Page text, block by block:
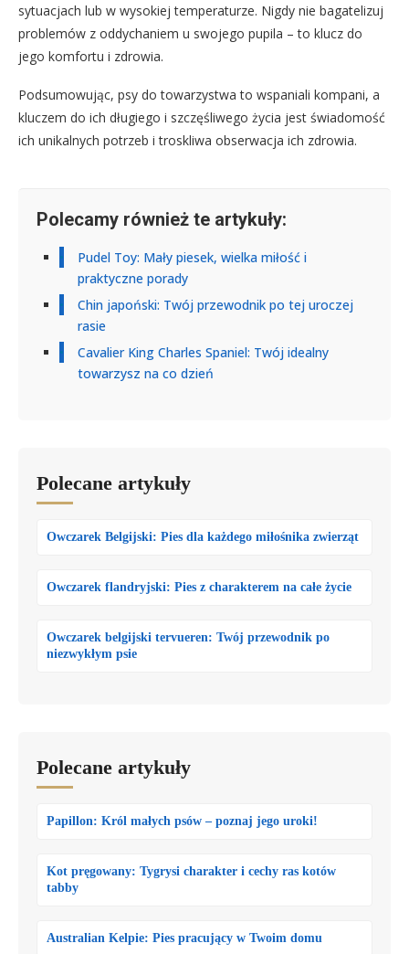
sytuacjach lub w wysokiej temperaturze. Nigdy nie bagatelizuj
problemów z oddychaniem u swojego pupila – to klucz do
jego komfortu i zdrowia.
Podsumowując, psy do towarzystwa to wspaniali kompani, a
kluczem do ich długiego i szczęśliwego życia jest świadomość
ich unikalnych potrzeb i troskliwa obserwacja ich zdrowia.
Polecamy również te artykuły:
Pudel Toy: Mały piesek, wielka miłość i
praktyczne porady
Chin japoński: Twój przewodnik po tej uroczej
rasie
Cavalier King Charles Spaniel: Twój idealny
towarzysz na co dzień
Polecane artykuły
Owczarek Belgijski: Pies dla każdego miłośnika zwierząt
Owczarek flandryjski: Pies z charakterem na całe życie
Owczarek belgijski tervueren: Twój przewodnik po
niezwykłym psie
Polecane artykuły
Papillon: Król małych psów – poznaj jego uroki!
Kot pręgowany: Tygrysi charakter i cechy ras kotów
tabby
Australian Kelpie: Pies pracujący w Twoim domu